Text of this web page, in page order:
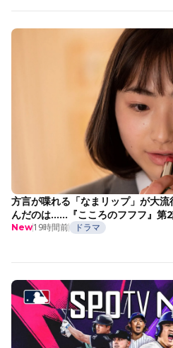
方言が喋れる「なまリップ」が大
んだのは……『こころのフフフ』第
New19時間前 ドラマ